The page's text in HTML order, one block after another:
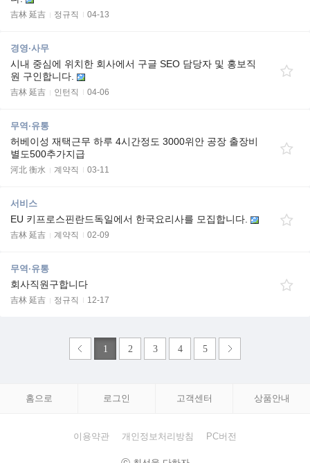
吉林 延吉 정규직 04-13
경영·사무
시내 중심에 위치한 회사에서 구글 SEO 담당자 및 홍보직
원 구인합니다.
吉林 延吉 인턴직 04-06
무역·유통
허베이성 재택근무 하루 4시간정도 3000위안 공장 출장비
별도500추가지급
河北 衡水 계약직 03-11
서비스
EU 키프로스핀란드독일에서 한국요리사를 모집합니다.
吉林 延吉 계약직 02-09
무역·유통
회사직원구합니다
吉林 延吉 정규직 12-17
1 2 3 4 5
홈으로 로그인 고객센터 상품안내
이용약관 개인정보처리방침 PC버전